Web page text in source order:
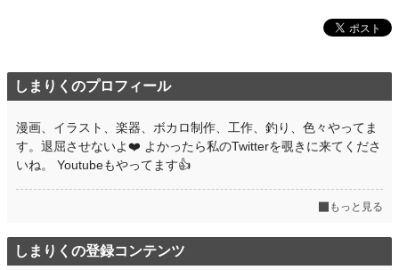
累計ポイント 509 pt (7,957 位)
しまりくのプロフィール
漫画、イラスト、楽器、ボカロ制作、工作、釣り、色々やってま
す。退屈させないよ❤️ よかったら私のTwitterを覗きに来てくださ
いね。 Youtubeもやってます👍
もっと見る
しまりくの登録コンテンツ